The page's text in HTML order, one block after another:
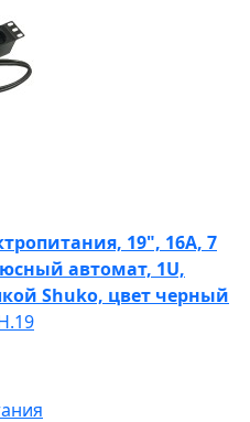
19", 16А, 7
автомат, 1U,
Shuko, цвет черный